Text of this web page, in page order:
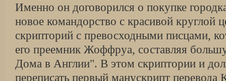
Именно он договорился о покупке
новое командорство с красивой круглой
скрипторий с превосходными писцами,
его преемник Жоффруа, составляя
Дома в Англии". В этом скриптории и
переписать первый манускрипт